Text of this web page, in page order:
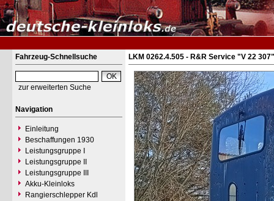
Fahrzeug-Schnellsuche
zur erweiterten Suche
Navigation
Einleitung
Beschaffungen 1930
Leistungsgruppe I
Leistungsgruppe II
Leistungsgruppe III
Akku-Kleinloks
Rangierschlepper Kdl
LKM 0262.4.505 - R&R Service "V 22 307"